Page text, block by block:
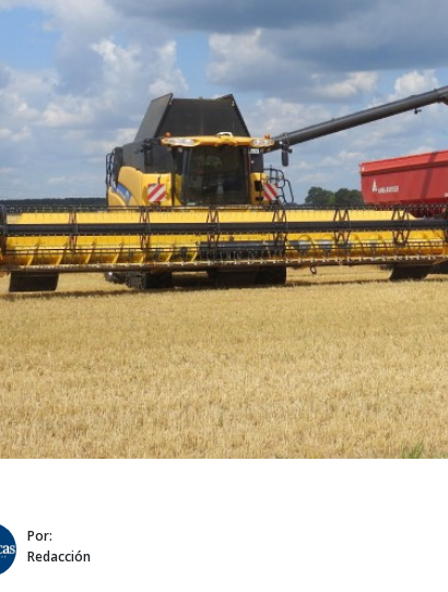
Por:
Redacción